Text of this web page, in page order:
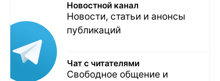
Новостной канал
Новости, статьи и анонсы
публикаций
Чат с читателями
Свободное общение и